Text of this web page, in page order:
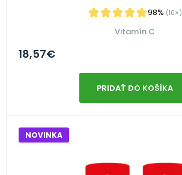
98% (10×)
Vitamín C
18,57€
PRIDAŤ DO KOŠÍKA
NOVINKA